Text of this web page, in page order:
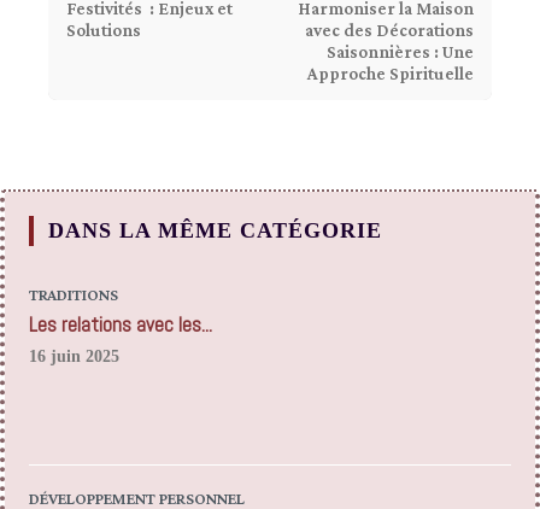
Festivités : Enjeux et
Solutions
Harmoniser la Maison
avec des Décorations
Saisonnières : Une
Approche Spirituelle
DANS LA MÊME CATÉGORIE
TRADITIONS
Les relations avec les...
16 juin 2025
DÉVELOPPEMENT PERSONNEL